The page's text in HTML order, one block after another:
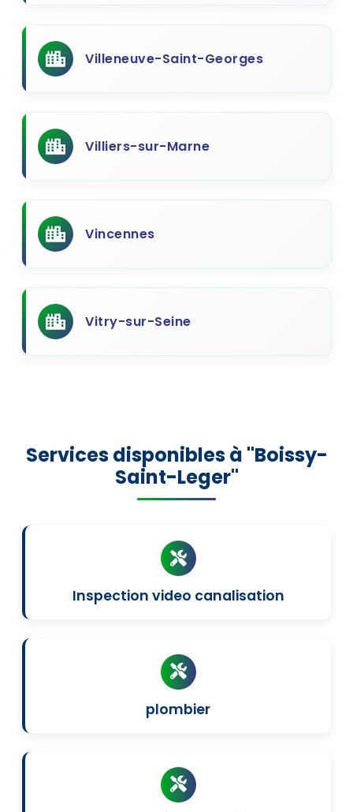
Villeneuve-Saint-Georges
Villiers-sur-Marne
Vincennes
Vitry-sur-Seine
Services disponibles à "Boissy-
Saint-Leger"
Inspection video canalisation
plombier